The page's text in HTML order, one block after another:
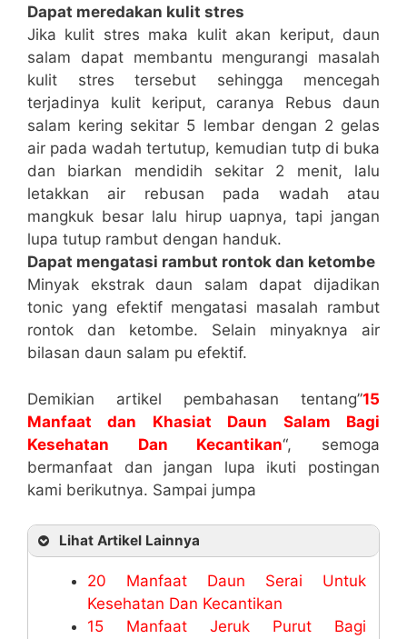
Dapat meredakan kulit stres
Jika kulit stres maka kulit akan keriput, daun
salam dapat membantu mengurangi masalah
kulit stres tersebut sehingga mencegah
terjadinya kulit keriput, caranya Rebus daun
salam kering sekitar 5 lembar dengan 2 gelas
air pada wadah tertutup, kemudian tutp di buka
dan biarkan mendidih sekitar 2 menit, lalu
letakkan air rebusan pada wadah atau
mangkuk besar lalu hirup uapnya, tapi jangan
lupa tutup rambut dengan handuk.
Dapat mengatasi rambut rontok dan ketombe
Minyak ekstrak daun salam dapat dijadikan
tonic yang efektif mengatasi masalah rambut
rontok dan ketombe. Selain minyaknya air
bilasan daun salam pu efektif.
Demikian artikel pembahasan tentang”15
Manfaat dan Khasiat Daun Salam Bagi
Kesehatan Dan Kecantikan“, semoga
bermanfaat dan jangan lupa ikuti postingan
kami berikutnya. Sampai jumpa
Lihat Artikel Lainnya
20 Manfaat Daun Serai Untuk
Kesehatan Dan Kecantikan
15 Manfaat Jeruk Purut Bagi